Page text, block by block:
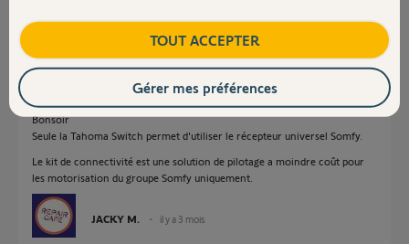
Réponses
Bonsoir
Seule la Tahoma Switch permet d'utiliser le récepteur universel Somfy.
Le kit de connectivité est une solution de pilotage a moindre coût pour
les motorisation du groupe Somfy uniquement.
JACKY M. il y a 3 mois
TOUT ACCEPTER
Gérer mes préférences